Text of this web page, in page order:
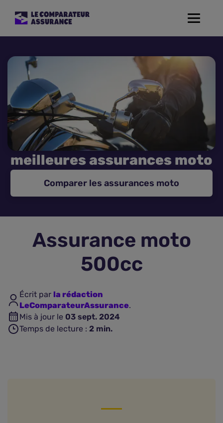
Toggle
Mutuelle Santé
Assurance Moto
Assurance Habitation
Assurance de prêt
Assurance Animaux
Assurance vie
meilleures assurances moto
Comparer les assurances moto
Assurance moto
500cc
Écrit par la rédaction
LeComparateurAssurance.
Mis à jour le 03 sept. 2024
Temps de lecture : 2 min.